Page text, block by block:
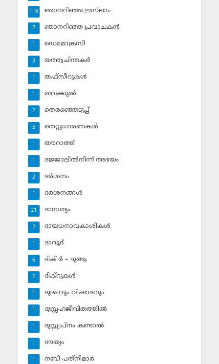
ഞാനറിഞ്ഞ ഇസ്‌ലാം
118
ഞാനറിഞ്ഞ പ്രവാചകന്‍
7
ഡെമോക്രസി
1
തത്ത്വചിന്തകര്‍
3
തഫ്‌സീറുകള്‍
1
തവക്കുല്‍
1
തെരഞ്ഞെടുപ്പ്
2
തെറ്റുധാരണകള്‍
5
തൗറാത്ത്
1
ദജ്ജാലില്‍നിന്ന് അഭയം
1
ദര്‍ശനം
2
ദര്‍ശനങ്ങള്‍
1
ദാമ്പത്യം
21
ദായധനാവകാശികള്‍
2
ദാവൂദ്‌
1
ദിക് ര്‍ – ദുആ
6
ദിക്‌റുകള്‍
2
ദുഃഖവും വിഷാദവും
1
ദുസ്സഹജീവിതത്തില്‍
1
ദുസ്സ്വപ്‌നം കണ്ടാല്‍
1
ദൗത്യം
1
നബി പത്‌നിമാര്‍
1